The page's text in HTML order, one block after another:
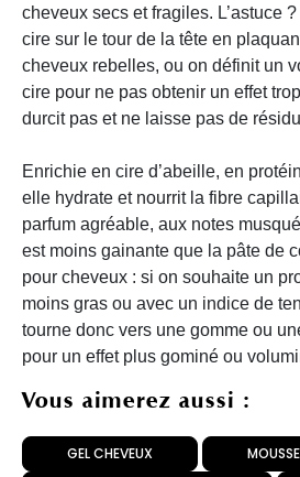
cheveux secs et fragiles. L’astuce
cire sur le tour de la tête en
cheveux rebelles, ou on définit un
cire pour ne pas obtenir un effet
durcit pas et ne laisse pas de
Enrichie en cire d’abeille, en
elle hydrate et nourrit la fibre
parfum agréable, aux notes
est moins gainante que la pâte de
pour cheveux : si on souhaite un
moins gras ou avec un indice de
tourne donc vers une gomme ou
pour un effet plus gominé ou
Vous aimerez aussi :
GEL CHEVEUX